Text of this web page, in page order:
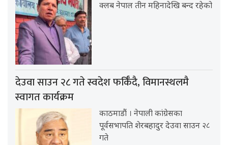
क्लब नेपाल तीन महिनादेखि बन्द रहेको
देउवा साउन २८ गते स्वदेश फर्किँदै, विमानस्थलमै
स्वागत कार्यक्रम
काठमाडौं । नेपाली कांग्रेसका
पूर्वसभापति शेरबहादुर देउवा साउन २८
गते